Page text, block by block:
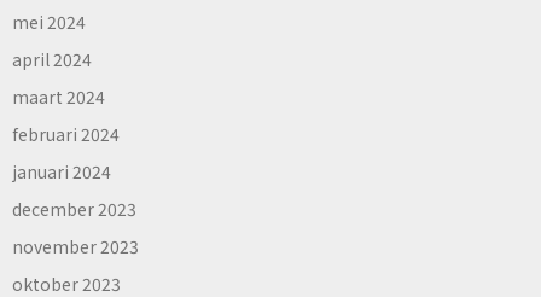
mei 2024
april 2024
maart 2024
februari 2024
januari 2024
december 2023
november 2023
oktober 2023